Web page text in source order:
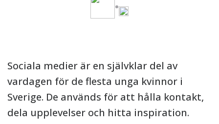
Sociala medier är en självklar del av
vardagen för de flesta unga kvinnor i
Sverige. De används för att hålla kontakt,
dela upplevelser och hitta inspiration.